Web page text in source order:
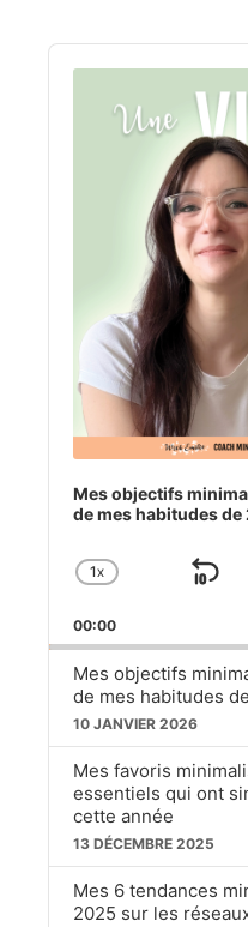
Audio
Mes objectifs
de mes habitudes de
CHANGE
RATE
1X
00:00
Mes objectifs
de mes habitudes
10 JANVIER 2026
Mes favoris
essentiels qui ont
cette année
13 DÉCEMBRE 2025
Mes 6 tendances
2025 sur les